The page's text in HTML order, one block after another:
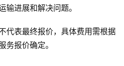
输进展和解决问题。
代表最终报价，具体费用需根据
务报价确定。